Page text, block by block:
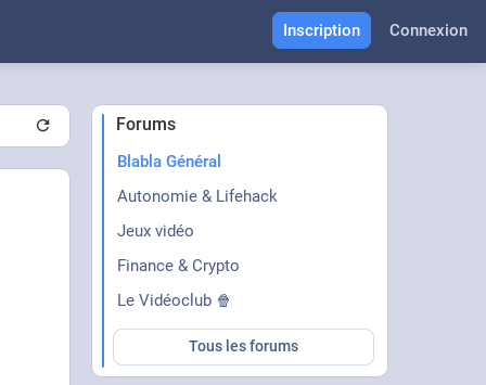
Inscription Connexion
Forums
Blabla Général
Autonomie & Lifehack
Jeux vidéo
Finance & Crypto
Le Vidéoclub 🍿
Tous les forums